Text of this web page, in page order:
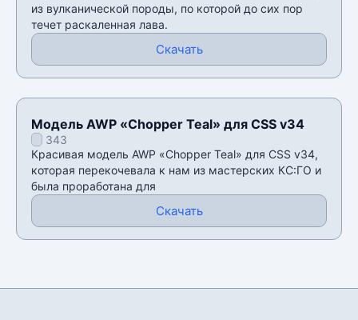
из вулканической породы, по которой до сих пор
течет раскаленная лава.
Скачать
Модель AWP «Chopper Teal» для CSS v34
343
Красивая модель AWP «Chopper Teal» для CSS v34,
которая перекочевала к нам из мастерских КС:ГО и
была проработана для
Скачать